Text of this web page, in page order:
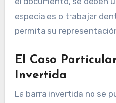
especiales o trabajar
permita su
El Caso
Invertida
La barra invertida no se